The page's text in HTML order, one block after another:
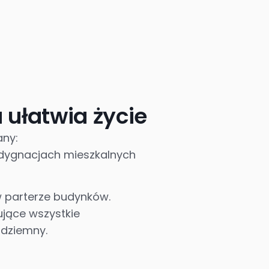
życie
mieszkalnych
parterze budynków.
wszystkie